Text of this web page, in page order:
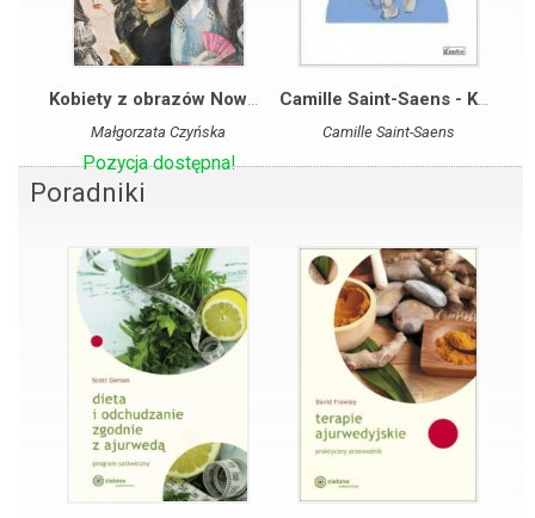
Kobiety z obrazów Nowe historie
Małgorzata Czyńska
Pozycja dostępna!
Camille Saint-Saens - Karnawał zwierząt
Camille Saint-Saens
Poradniki